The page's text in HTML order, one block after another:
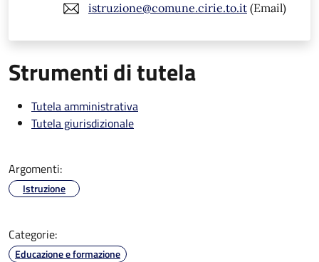
istruzione@comune.cirie.to.it (Email)
Strumenti di tutela
Tutela amministrativa
Tutela giurisdizionale
Argomenti:
Istruzione
Categorie:
Educazione e formazione